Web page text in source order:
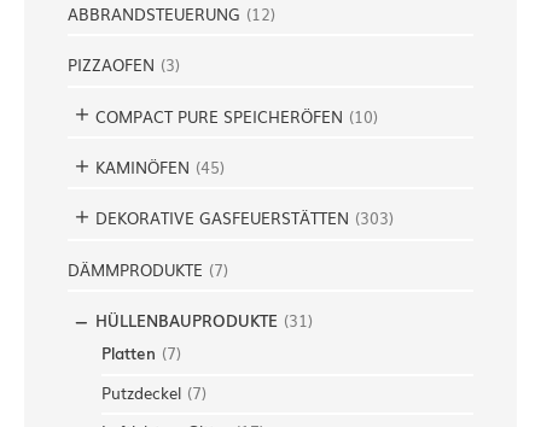
ABBRANDSTEUERUNG (12)
PIZZAOFEN (3)
COMPACT PURE SPEICHERÖFEN (10)
KAMINÖFEN (45)
DEKORATIVE GASFEUERSTÄTTEN (303)
DÄMMPRODUKTE (7)
HÜLLENBAUPRODUKTE (31)
Platten (7)
Putzdeckel (7)